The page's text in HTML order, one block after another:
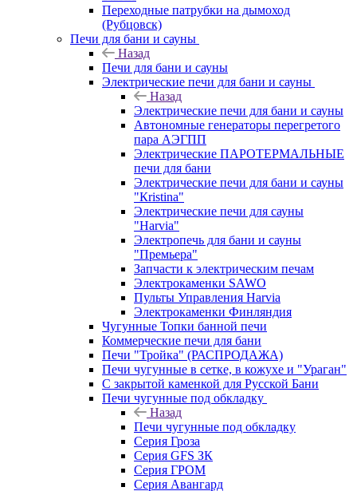
Переходные патрубки на дымоход
(Рубцовск)
Печи для бани и сауны
Назад
Печи для бани и сауны
Электрические печи для бани и сауны
Назад
Электрические печи для бани и сауны
Автономные генераторы перегретого
пара АЭГПП
Электрические ПАРОТЕРМАЛЬНЫЕ
печи для бани
Электрические печи для бани и сауны
"Кristina"
Электрические печи для сауны
"Harvia"
Электропечь для бани и сауны
"Премьера"
Запчасти к электрическим печам
Электрокаменки SAWO
Пульты Управления Harvia
Электрокаменки Финляндия
Чугунные Топки банной печи
Коммерческие печи для бани
Печи "Тройка" (РАСПРОДАЖА)
Печи чугунные в сетке, в кожухе и "Ураган"
С закрытой каменкой для Русской Бани
Печи чугунные под обкладку
Назад
Печи чугунные под обкладку
Серия Гроза
Серия GFS ЗК
Серия ГРОМ
Серия Авангард